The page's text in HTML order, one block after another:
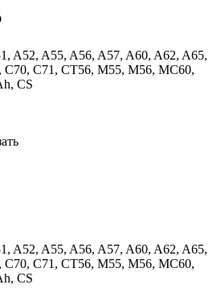
A52, A55, A56, A57, A60, A62, A65,
C70, C71, CT56, M55, M56, MC60,
CS
A52, A55, A56, A57, A60, A62, A65,
C70, C71, CT56, M55, M56, MC60,
CS